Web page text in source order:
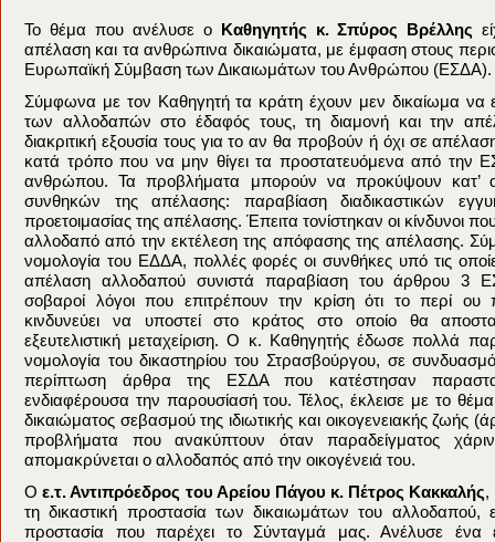
Το θέμα που ανέλυσε ο Καθηγητής κ. Σπύρος Βρέλλης
απέλαση και τα ανθρώπινα δικαιώματα, με έμφαση στους
Ευρωπαϊκή Σύμβαση των Δικαιωμάτων του Ανθρώπου (ΕΣΔΑ).
Σύμφωνα με τον Καθηγητή τα κράτη έχουν μεν δικαίωμα να
των αλλοδαπών στο έδαφός τους, τη διαμονή και την
διακριτική εξουσία τους για το αν θα προβούν ή όχι σε
κατά τρόπο που να μην θίγει τα προστατευόμενα από την
ανθρώπου. Τα προβλήματα μπορούν να προκύψουν κατ’
συνθηκών της απέλασης: παραβίαση διαδικαστικών
προετοιμασίας της απέλασης. Έπειτα τονίστηκαν οι κίνδυνοι
αλλοδαπό από την εκτέλεση της απόφασης της απέλασης.
νομολογία του ΕΔΔΑ, πολλές φορές οι συνθήκες υπό τις
απέλαση αλλοδαπού συνιστά παραβίαση του άρθρου 3
σοβαροί λόγοι που επιτρέπουν την κρίση ότι το περί ου
κινδυνεύει να υποστεί στο κράτος στο οποίο θα
εξευτελιστική μεταχείριση. Ο κ. Καθηγητής έδωσε πολλά
νομολογία του δικαστηρίου του Στρασβούργου, σε
περίπτωση άρθρα της ΕΣΔΑ που κατέστησαν
ενδιαφέρουσα την παρουσίασή του. Τέλος, έκλεισε με το
δικαιώματος σεβασμού της ιδιωτικής και οικογενειακής ζωής
προβλήματα που ανακύπτουν όταν παραδείγματος
απομακρύνεται ο αλλοδαπός από την οικογένειά του.
Οε.τ. Αντιπρόεδρος του Αρείου Πάγου κ. Πέτρος Κακκαλής,
τη δικαστική προστασία των δικαιωμάτων του αλλοδαπού,
προστασία που παρέχει το Σύνταγμά μας. Ανέλυσε